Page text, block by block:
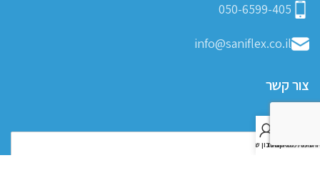
050-6599-405
info@saniflex.co.il
צור קשר
חנות
רשימת משאלות
סל קניות
החשבון שלי